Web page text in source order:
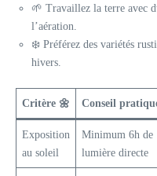
🌱 Travaillez la terre avec
l’aération.
❄️ Préférez des variétés
hivers.
Critère 🌼 Conseil
Exposition
au soleil
Minimum 6h de
lumière directe